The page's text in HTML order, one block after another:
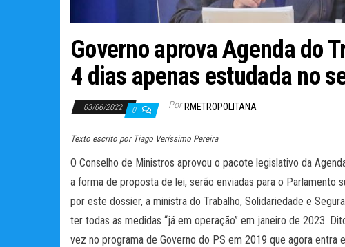
Governo aprova Agenda do
4 dias apenas estudada no
03/06/2022 0 Por RMETROPOLITANA
Texto escrito por Tiago Veríssimo Pereira
O Conselho de Ministros aprovou o pacote legislativo da
a forma de proposta de lei, serão enviadas para o Parlamento
por este dossier, a ministra do Trabalho, Solidariedade e
ter todas as medidas “já em operação” em janeiro de 2023.
vez no programa de Governo do PS em 2019 que agora entra